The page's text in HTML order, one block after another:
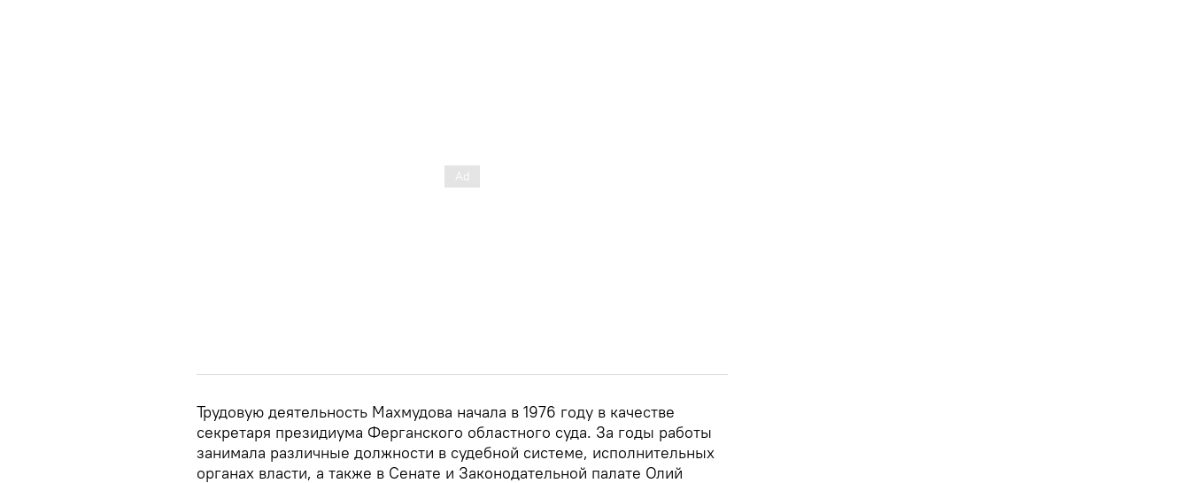
Трудовую деятельность Махмудова начала в 1976 году в качестве
секретаря президиума Ферганского областного суда. За годы работы
занимала различные должности в судебной системе, исполнительных
органах власти, а также в Сенате и Законодательной палате Олий